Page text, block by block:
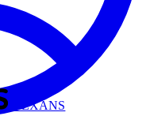
NEXANS